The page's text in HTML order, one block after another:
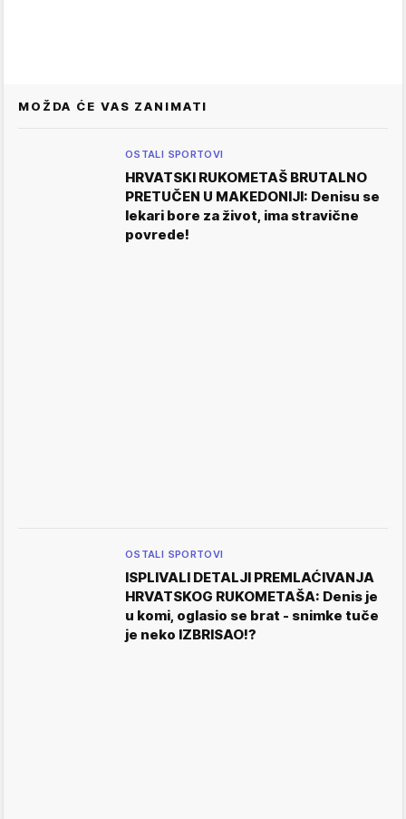
MOŽDA ĆE VAS ZANIMATI
OSTALI SPORTOVI
HRVATSKI RUKOMETAŠ BRUTALNO
PRETUČEN U MAKEDONIJI: Denisu se
lekari bore za život, ima stravične
povrede!
OSTALI SPORTOVI
ISPLIVALI DETALJI PREMLAĆIVANJA
HRVATSKOG RUKOMETAŠA: Denis je
u komi, oglasio se brat - snimke tuče
je neko IZBRISAO!?